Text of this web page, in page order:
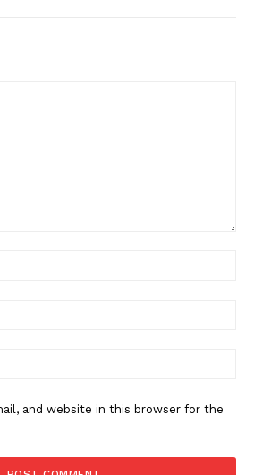
and website in this browser for the